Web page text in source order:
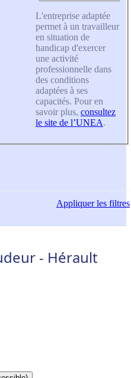
L'entreprise adaptée
permet à un travailleur
en situation de
handicap d'exercer
une activité
professionnelle dans
des conditions
adaptées à ses
capacités. Pour en
savoir plus, consultez
le site de l’UNEA.
Appliquerles filtres
- Hérault